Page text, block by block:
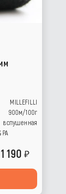
MILLEFILLI
900м/100г
вспушенная
РА
1 190